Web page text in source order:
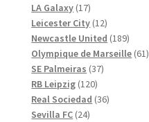
LA Galaxy 1717
produkter
Leicester City 1212
produkter
Newcastle United 189189
Olympique de Marseille 6161
SE Palmeiras 3737
RB Leipzig 120120
produkter
Real Sociedad 3636
Sevilla FC 2424